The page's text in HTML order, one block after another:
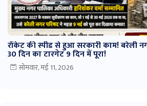
रॉकेट की स्पीड से हुआ सरकारी काम! बरेली
30 दिन का टारगेट 9 दिन में पूरा!
सोमवार, मई 11, 2026